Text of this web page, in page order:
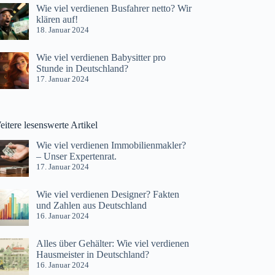
Wie viel verdienen Busfahrer netto? Wir
klären auf!
18. Januar 2024
Wie viel verdienen Babysitter pro
Stunde in Deutschland?
17. Januar 2024
lesenswerte Artikel
Wie viel verdienen Immobilienmakler?
– Unser Expertenrat.
17. Januar 2024
Wie viel verdienen Designer? Fakten
und Zahlen aus Deutschland
16. Januar 2024
Alles über Gehälter: Wie viel verdienen
Hausmeister in Deutschland?
16. Januar 2024